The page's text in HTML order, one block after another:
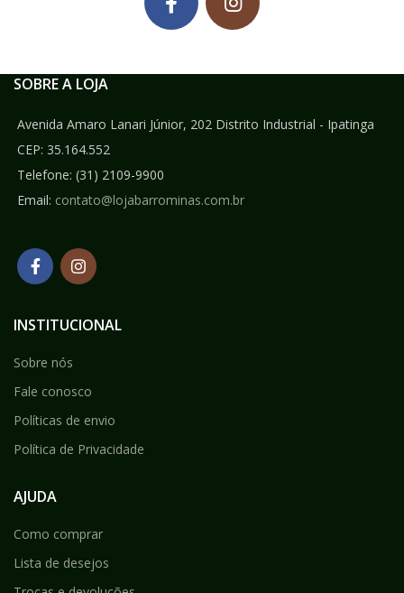
SOBRE A LOJA
Avenida Amaro Lanari Júnior, 202 Distrito Industrial - Ipatinga
CEP: 35.164.552
Telefone: (31) 2109-9900
Email: contato@lojabarrominas.com.br
INSTITUCIONAL
Sobre nós
Fale conosco
Políticas de envio
Política de Privacidade
AJUDA
Como comprar
Lista de desejos